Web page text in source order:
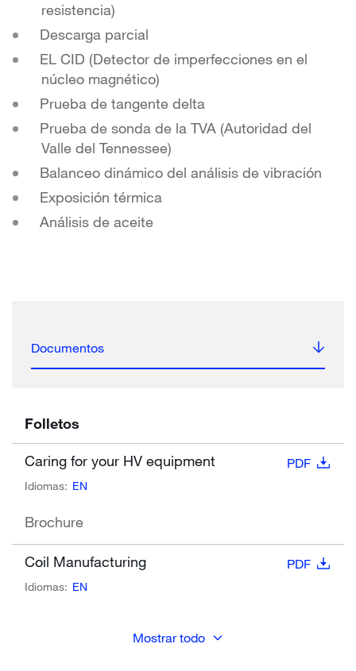
resistencia)
Descarga parcial
EL CID (Detector de imperfecciones en el
núcleo magnético)
Prueba de tangente delta
Prueba de sonda de la TVA (Autoridad del
Valle del Tennessee)
Balanceo dinámico del análisis de vibración
Exposición térmica
Análisis de aceite
Documentos
Folletos
Caring for your HV equipment PDF
Idiomas: EN
Brochure
Coil Manufacturing PDF
Idiomas: EN
Mostrar todo